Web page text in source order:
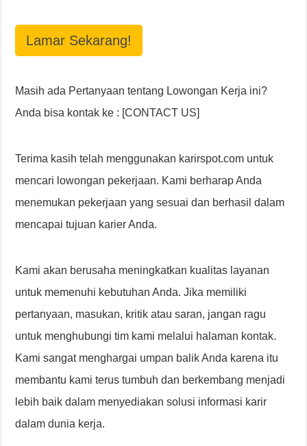
Lamar Sekarang!
Masih ada Pertanyaan tentang Lowongan Kerja ini?
Anda bisa kontak ke : [CONTACT US]
Terima kasih telah menggunakan karirspot.com untuk
mencari lowongan pekerjaan. Kami berharap Anda
menemukan pekerjaan yang sesuai dan berhasil dalam
mencapai tujuan karier Anda.
Kami akan berusaha meningkatkan kualitas layanan
untuk memenuhi kebutuhan Anda. Jika memiliki
pertanyaan, masukan, kritik atau saran, jangan ragu
untuk menghubungi tim kami melalui halaman kontak.
Kami sangat menghargai umpan balik Anda karena itu
membantu kami terus tumbuh dan berkembang menjadi
lebih baik dalam menyediakan solusi informasi karir
dalam dunia kerja.